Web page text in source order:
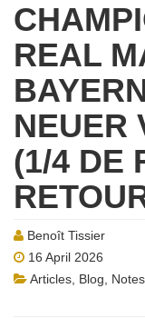
REAL
NEUER
(1/4 DE
Benoît Tissier
16 April 2026
Articles Blog
Notes